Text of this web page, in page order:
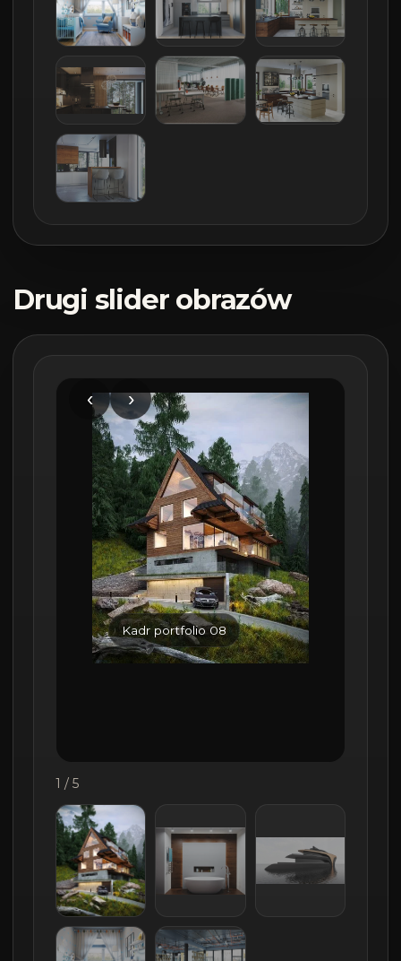
Drugi slider obrazów
Kadr portfolio 08
‹ ›
1 / 5